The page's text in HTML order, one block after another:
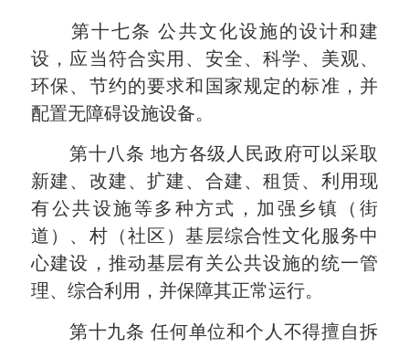
第十七条 公共文化设施的设计和建
设，应当符合实用、安全、科学、美观、
环保、节约的要求和国家规定的标准，并
配置无障碍设施设备。
第十八条 地方各级人民政府可以采取
新建、改建、扩建、合建、租赁、利用现
有公共设施等多种方式，加强乡镇（街
道）、村（社区）基层综合性文化服务中
心建设，推动基层有关公共设施的统一管
理、综合利用，并保障其正常运行。
第十九条 任何单位和个人不得擅自拆